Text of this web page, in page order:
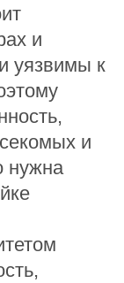
и
уязвимы к
и
нужна